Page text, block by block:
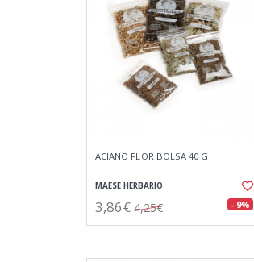
ACIANO FLOR BOLSA 40 G
MAESE HERBARIO
3,86€ 4,25€ - 9%